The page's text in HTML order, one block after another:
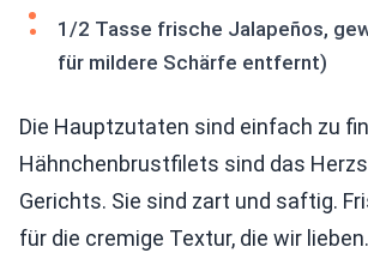
1/2 Tasse frische Jalapeños,
für mildere Schärfe entfernt)
Die Hauptzutaten sind einfach zu
Hähnchenbrustfilets sind das
Gerichts. Sie sind zart und saftig.
für die cremige Textur, die wir